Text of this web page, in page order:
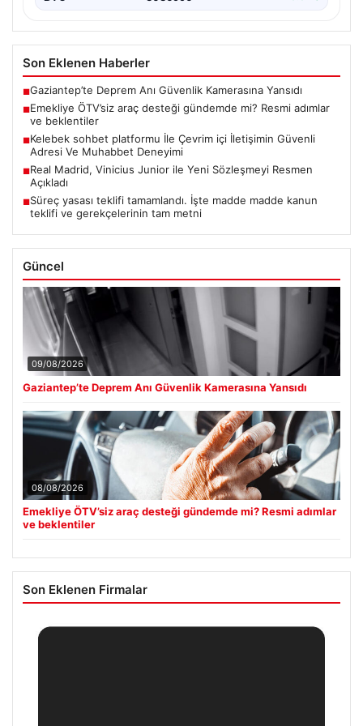
Son Eklenen Haberler
■Gaziantep’te Deprem Anı Güvenlik Kamerasına Yansıdı
■Emekliye ÖTV’siz araç desteği gündemde mi? Resmi adımlar
ve beklentiler
■Kelebek sohbet platformu İle Çevrim içi İletişimin Güvenli
Adresi Ve Muhabbet Deneyimi
■Real Madrid, Vinicius Junior ile Yeni Sözleşmeyi Resmen
Açıkladı
■Süreç yasası teklifi tamamlandı. İşte madde madde kanun
teklifi ve gerekçelerinin tam metni
Güncel
09/08/2026
Gaziantep’te Deprem Anı Güvenlik Kamerasına Yansıdı
08/08/2026
Emekliye ÖTV’siz araç desteği gündemde mi? Resmi adımlar
ve beklentiler
Son Eklenen Firmalar